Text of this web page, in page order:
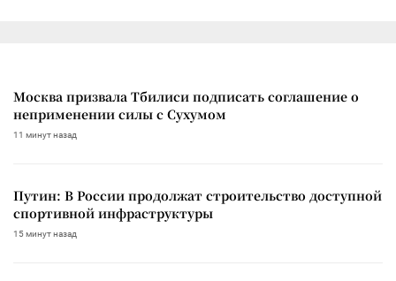
Москва призвала Тбилиси подписать соглашение о
неприменении силы с Сухумом
11 минут назад
Путин: В России продолжат строительство доступной
спортивной инфраструктуры
15 минут назад